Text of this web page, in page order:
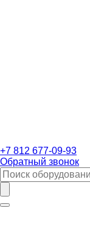
+7 812 677-09-93
Обратный звонок